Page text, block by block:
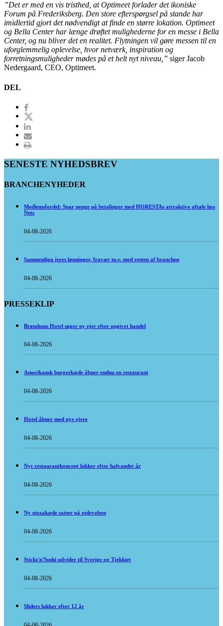
”Det er med en vis tristhed, at Optimeet forlader det ikoniske
Forum på Frederiksberg. Den store efterspørgsel på stande har
imidlertid gjort det nødvendigt at finde en større lokation. Optimeet
og Bella Center har længe drøftet mulighederne for en messe i Bella
Center, og nu bliver det en realitet. Flytningen vil gøre messen til en
uforglemmelig oplevelse, hvor netværk, inspiration og
forretningsmuligheder mødes på et helt nyt niveau,” siger Jacob
Nedergaard, CEO, Optimeet.
DEL
SENESTE NYHEDSBREV
BRANCHENYHEDER
Medlemsfordel: Spar penge på betalinger med HORESTAs attraktive aftale hos
Nets
04-08-2026
Sammenlign jeres lønninger, fravær m.v. med resten af branchen
04-08-2026
PRESSEKLIP
Brøndums Hotel søger ny ejer efter opgivet handel
04-08-2026
Amerikansk burgerkæde åbner endnu en restaurant
04-08-2026
Hotel åbner med nye ejere
04-08-2026
Nyt restaurantkoncept lukker efter halvandet år
04-08-2026
Ny pizzakæde satser på oplevelsen
04-08-2026
Sticks'n'Sushi udvider til Sverige og Tjekkiet
04-08-2026
Sliders lukker efter 12 år